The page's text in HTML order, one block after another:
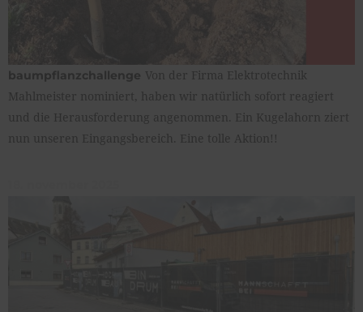
baumpflanzchallenge Von der Firma Elektrotechnik
Mahlmeister nominiert, haben wir natürlich sofort reagiert
und die Herausforderung angenommen. Ein Kugelahorn ziert
nun unseren Eingangsbereich. Eine tolle Aktion!!